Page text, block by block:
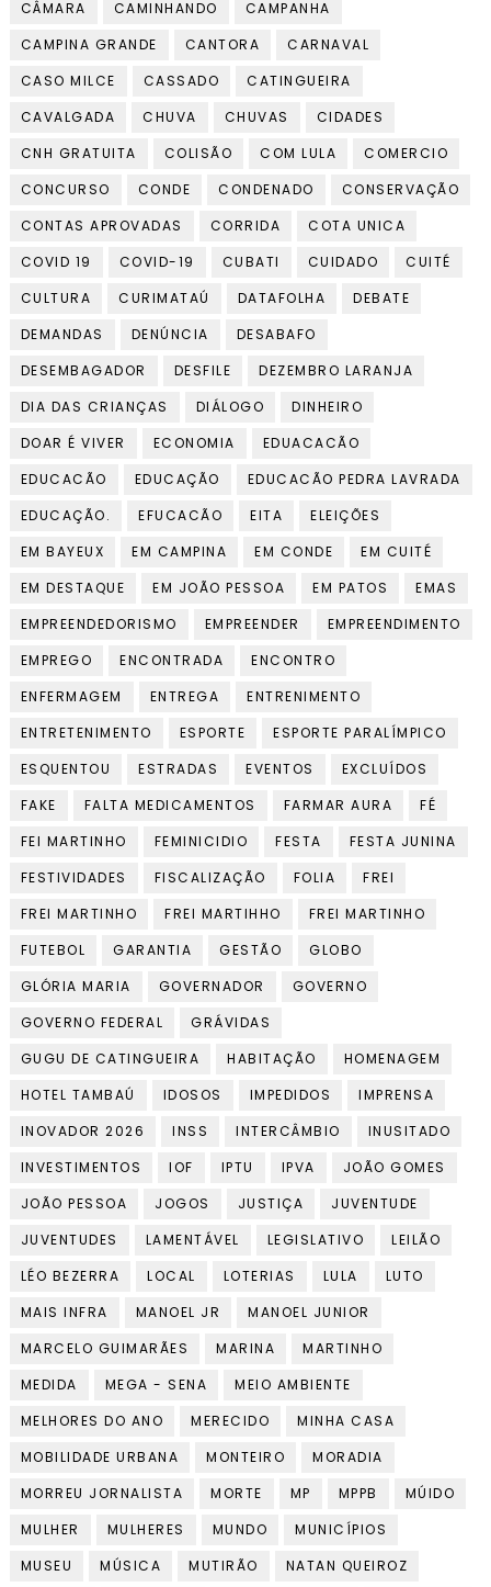
CÂMARA CAMINHANDO
CAMPANHA
CAMPINA GRANDE
CANTORA
CARNAVAL
CASO MILCE
CASSADO
CATINGUEIRA
CAVALGADA
CHUVA CHUVAS
CIDADES
CNH GRATUITA
COLISÃO COM LULA
COMERCIO
CONCURSO
CONDE CONDENADO
CONSERVAÇÃO
CONTAS APROVADAS
CORRIDA
COTA UNICA
COVID 19
COVID-19 CUBATI CUIDADO
CUITÉ
CULTURA
CURIMATAÚ DATAFOLHA
DEBATE
DEMANDAS
DENÚNCIA
DESABAFO
DESEMBAGADOR
DESFILE
DEZEMBRO LARANJA
DIA DAS CRIANÇAS
DIÁLOGO
DINHEIRO
DOAR É VIVER
ECONOMIA
EDUACACÃO
EDUCACÃO
EDUCAÇÃO
EDUCACÃO PEDRA LAVRADA
EDUCAÇÃO.
EFUCACÃO EITA
ELEIÇÕES
EM BAYEUX
EM CAMPINA EM CONDE
EM CUITÉ
EM DESTAQUE
EM JOÃO PESSOA EM PATOS
EMAS
EMPREENDEDORISMO
EMPREENDER
EMPREENDIMENTO
EMPREGO
ENCONTRADA
ENCONTRO
ENFERMAGEM
ENTREGA
ENTRENIMENTO
ENTRETENIMENTO
ESPORTE
ESPORTE PARALÍMPICO
ESQUENTOU
ESTRADAS EVENTOS
EXCLUÍDOS
FAKE
FALTA MEDICAMENTOS FARMAR AURA
FÉ
FEI MARTINHO
FEMINICIDIO FESTA
FESTA JUNINA
FESTIVIDADES
FISCALIZAÇÃO FOLIA
FREI
FREI MARTINHO
FREI MARTIHHO
FREI MARTINHO
FUTEBOL
GARANTIA GESTÃO
GLOBO
GLÓRIA MARIA
GOVERNADOR
GOVERNO
GOVERNO FEDERAL
GRÁVIDAS
GUGU DE CATINGUEIRA
HABITAÇÃO
HOMENAGEM
HOTEL TAMBAÚ
IDOSOS IMPEDIDOS
IMPRENSA
INOVADOR 2026
INSS INTERCÂMBIO
INUSITADO
INVESTIMENTOS
IOF IPTU IPVA
JOÃO GOMES
JOÃO PESSOA
JOGOS JUSTIÇA
JUVENTUDE
JUVENTUDES
LAMENTÁVEL LEGISLATIVO
LEILÃO
LÉO BEZERRA
LOCAL LOTERIAS LULA
LUTO
MAIS INFRA
MANOEL JR
MANOEL JUNIOR
MARCELO GUIMARÃES
MARINA
MARTINHO
MEDIDA
MEGA - SENA
MEIO AMBIENTE
MELHORES DO ANO
MERECIDO
MINHA CASA
MOBILIDADE URBANA
MONTEIRO
MORADIA
MORREU JORNALISTA
MORTE MP MPPB
MÚIDO
MULHER
MULHERES MUNDO
MUNICÍPIOS
MUSEU
MÚSICA MUTIRÃO
NATAN QUEIROZ